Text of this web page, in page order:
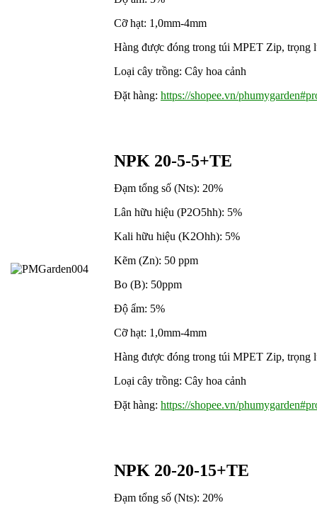
Cỡ hạt: 1,0mm-4mm
Hàng được đóng trong túi MPET Zip, trọng
Loại cây trồng: Cây hoa cảnh
Đặt hàng: https://shopee.vn/
NPK 20-5-5+TE
Đạm tổng số (Nts): 20%
Lân hữu hiệu (P2O5hh): 5%
Kali hữu hiệu (K2Ohh): 5%
Kẽm (Zn): 50 ppm
Bo (B): 50ppm
Độ ẩm: 5%
Cỡ hạt: 1,0mm-4mm
Hàng được đóng trong túi MPET Zip, trọng
Loại cây trồng: Cây hoa cảnh
Đặt hàng: https://shopee.vn/
NPK 20-20-15+TE
Đạm tổng số (Nts): 20%